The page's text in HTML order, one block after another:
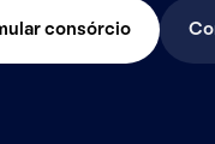
consórcio